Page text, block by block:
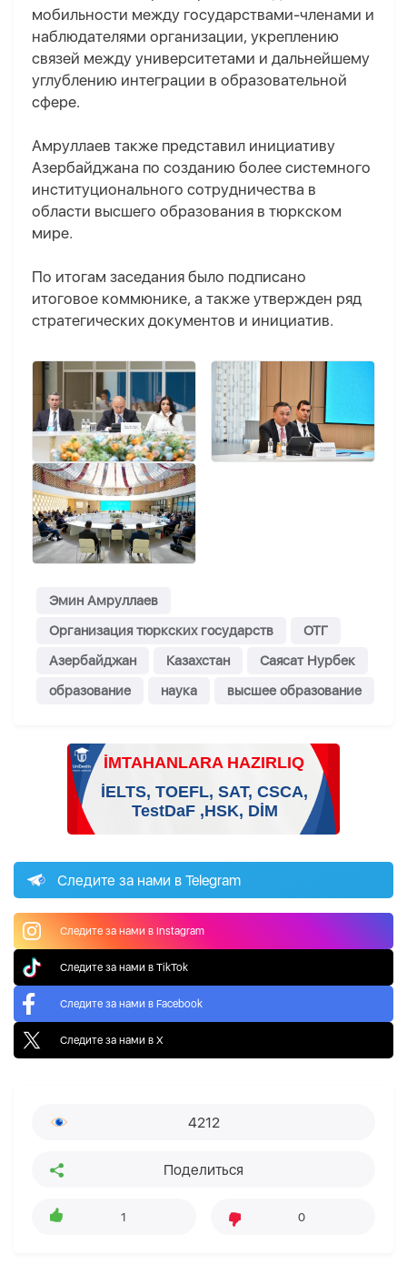
мобильности между государствами-членами и
наблюдателями организации, укреплению
связей между университетами и дальнейшему
углублению интеграции в образовательной
сфере.
Амруллаев также представил инициативу
Азербайджана по созданию более системного
институционального сотрудничества в
области высшего образования в тюркском
мире.
По итогам заседания было подписано
итоговое коммюнике, а также утвержден ряд
стратегических документов и инициатив.
Эмин Амруллаев
Организация тюркских государств
ОТГ
Азербайджан
Казахстан
Саясат Нурбек
образование
наука высшее образование
Следите за нами в Telegram
Следите за нами в Instagram
Следите за нами в TikTok
Следите за нами в Facebook
Следите за нами в X
4212
Поделиться
1 0